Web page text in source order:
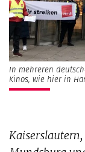
In mehreren
Kinos, wie hier in